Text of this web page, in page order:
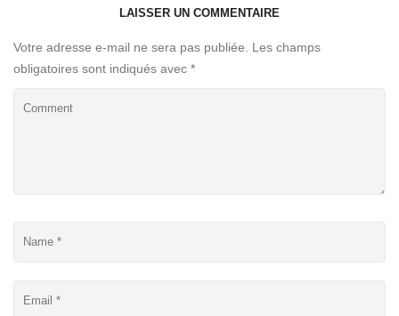
LAISSER UN COMMENTAIRE
Votre adresse e-mail ne sera pas publiée.
Les champs
obligatoires sont indiqués avec *